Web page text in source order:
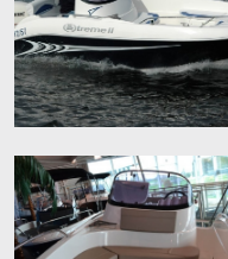
Batteries